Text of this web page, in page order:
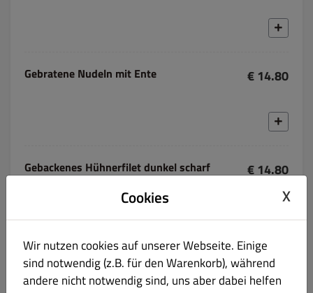
Gebratene Nudeln mit Ente € 14.80
Gebackenes Hühnerfilet dunkel scharf € 14.80
Gebackene Ente dunkel scharf € 16.80
Cookies X
Wir nutzen cookies auf unserer Webseite. Einige
sind notwendig (z.B. für den Warenkorb), während
andere nicht notwendig sind, uns aber dabei helfen